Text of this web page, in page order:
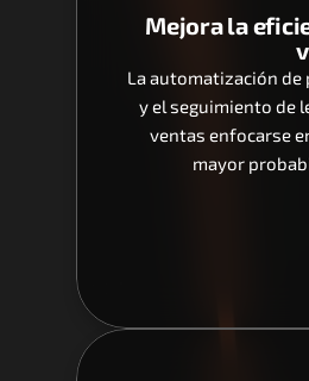
Mejora la
La automatización de
y el seguimiento de
ventas enfocarse
mayor